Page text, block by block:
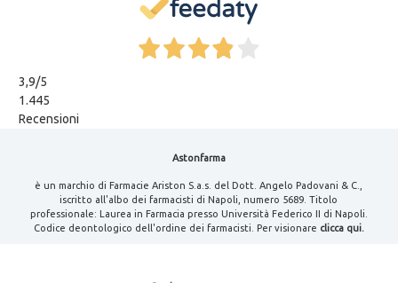
3,9/5
1.445
Recensioni
Astonfarma
è un marchio di Farmacie Ariston S.a.s. del Dott. Angelo Padovani & C.,
iscritto all'albo dei farmacisti di Napoli, numero 5689. Titolo
professionale: Laurea in Farmacia presso Università Federico II di Napoli.
Codice deontologico dell'ordine dei farmacisti. Per visionare clicca qui.